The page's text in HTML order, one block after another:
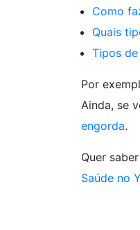
Como
Quais
Tipos
Por
Ainda, se
engorda.
Quer
Saúde no